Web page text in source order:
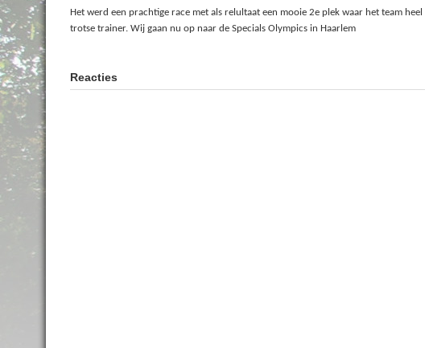
Het werd een prachtige race met als relultaat een mooie 2e plek waar het team
trotse trainer. Wij gaan nu op naar de Specials Olympics in Haarlem
Reacties